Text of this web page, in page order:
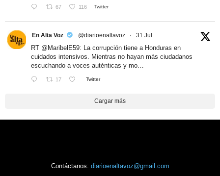
67 116 Twitter
En Alta Voz @diarioenaltavoz · 31 Jul
RT @MaribelE59: La corrupción tiene a Honduras en
cuidados intensivos. Mientras no hayan más ciudadanos
escuchando a voces auténticas y mo…
17 Twitter
Cargar más
Contáctanos: diarioenaltavoz@gmail.com